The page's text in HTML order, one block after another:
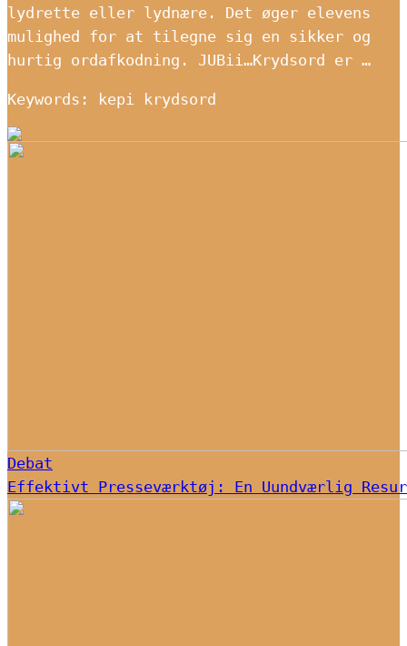
lydrette eller lydnære. Det øger elevens
mulighed for at tilegne sig en sikker og
hurtig ordafkodning. JUBii…Krydsord er …
Keywords: kepi krydsord
Debat
Effektivt Presseværktøj: En Uundværlig